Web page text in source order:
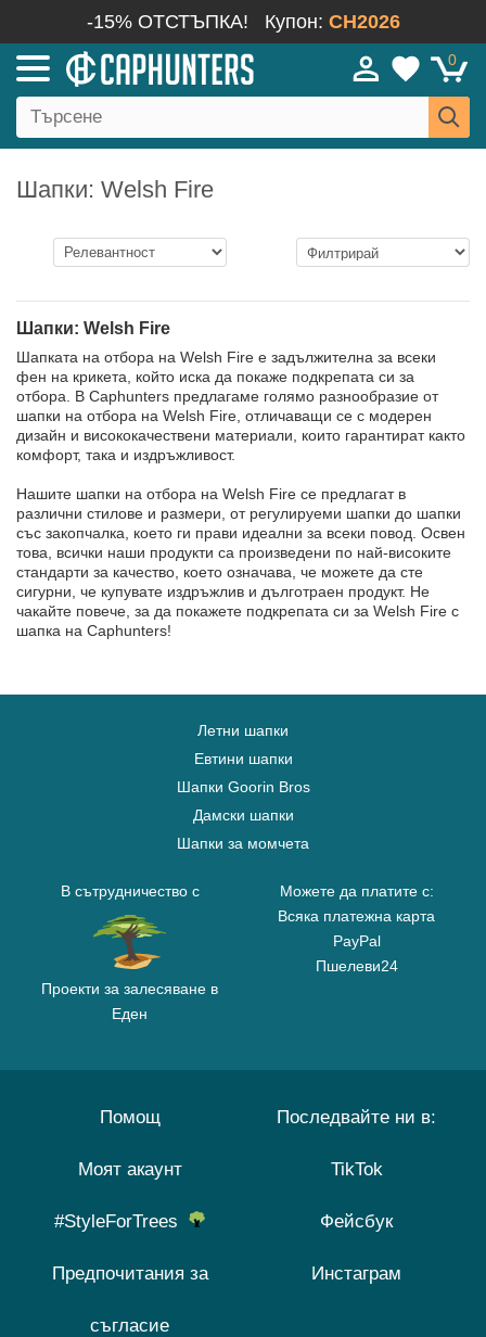
-15% ОТСТЪПКА! Купон: CH2026
0
Шапки: Welsh Fire
Шапки: Welsh Fire
Шапката на отбора на Welsh Fire е задължителна за всеки
фен на крикета, който иска да покаже подкрепата си за
отбора. В Caphunters предлагаме голямо разнообразие от
шапки на отбора на Welsh Fire, отличаващи се с модерен
дизайн и висококачествени материали, които гарантират както
комфорт, така и издръжливост.
Нашите шапки на отбора на Welsh Fire се предлагат в
различни стилове и размери, от регулируеми шапки до шапки
със закопчалка, което ги прави идеални за всеки повод. Освен
това, всички наши продукти са произведени по най-високите
стандарти за качество, което означава, че можете да сте
сигурни, че купувате издръжлив и дълготраен продукт. Не
чакайте повече, за да покажете подкрепата си за Welsh Fire с
шапка на Caphunters!
Летни шапки
Евтини шапки
Шапки Goorin Bros
Дамски шапки
Шапки за момчета
В сътрудничество с
Проекти за залесяване в
Еден
Можете да платите с:
Всяка платежна карта
PayPal
Пшелеви24
Помощ
Моят акаунт
#StyleForTrees
Предпочитания за
съгласие
Последвайте ни в:
TikTok
Фейсбук
Инстаграм